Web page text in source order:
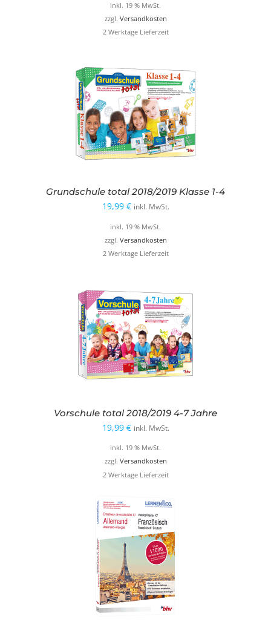
inkl. 19 % MwSt.
zzgl. Versandkosten
2 Werktage Lieferzeit
Grundschule total 2018/2019 Klasse 1-4
19,99 € inkl. MwSt.
inkl. 19 % MwSt.
zzgl. Versandkosten
2 Werktage Lieferzeit
Vorschule total 2018/2019 4-7 Jahre
19,99 € inkl. MwSt.
inkl. 19 % MwSt.
zzgl. Versandkosten
2 Werktage Lieferzeit